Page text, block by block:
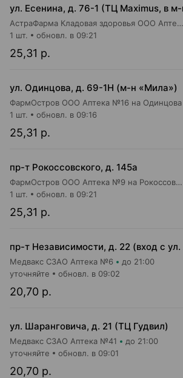
АстраФарма Кладовая здоровья ООО Аптека №9
25,31 р.
1 шт. обновл. в 09:21
ул. Одинцова, д. 69-1Н (м-н «Мила»)
ФармОстров ООО Аптека №16 на Одинцова
25,31 р.
1 шт. обновл. в 09:16
пр-т Рокоссовского, д. 145а
ФармОстров ООО Аптека №9 на Рокоссовского
25,31 р.
1 шт. обновл. в 09:21
Медвакс СЗАО Аптека №6 до 21:00
20,70 р.
уточняйте обновл. в 09:02
ул. Шаранговича, д. 21 (ТЦ Гудвил)
Медвакс СЗАО Аптека №41 до 21:00
20,70 р.
уточняйте обновл. в 09:01